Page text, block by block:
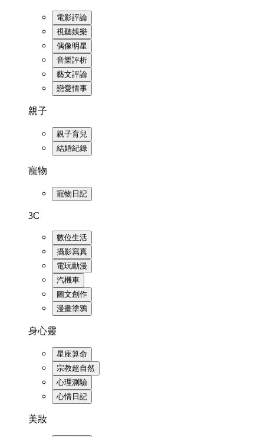
電影評論
視聽娛樂
偶像明星
音樂評析
藝文評論
戀愛情事
親子
親子育兒
結婚紀錄
寵物
寵物日記
3C
數位生活
攝影寫真
電玩動漫
汽機車
圖文創作
漫畫塗鴉
身心靈
星座算命
宗教超自然
心理測驗
心情日記
美妝